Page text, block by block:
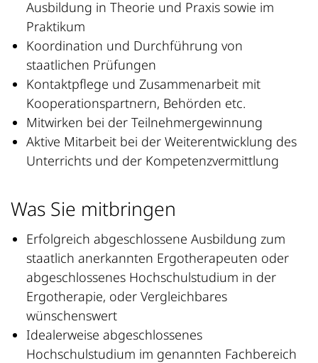
Ausbildung in Theorie und Praxis sowie im
Praktikum
Koordination und Durchführung von
staatlichen Prüfungen
Kontaktpflege und Zusammenarbeit mit
Kooperationspartnern, Behörden etc.
Mitwirken bei der Teilnehmergewinnung
Aktive Mitarbeit bei der Weiterentwicklung des
Unterrichts und der Kompetenzvermittlung
Was Sie mitbringen
Erfolgreich abgeschlossene Ausbildung zum
staatlich anerkannten Ergotherapeuten oder
abgeschlossenes Hochschulstudium in der
Ergotherapie, oder Vergleichbares
wünschenswert
Idealerweise abgeschlossenes
Hochschulstudium im genannten Fachbereich